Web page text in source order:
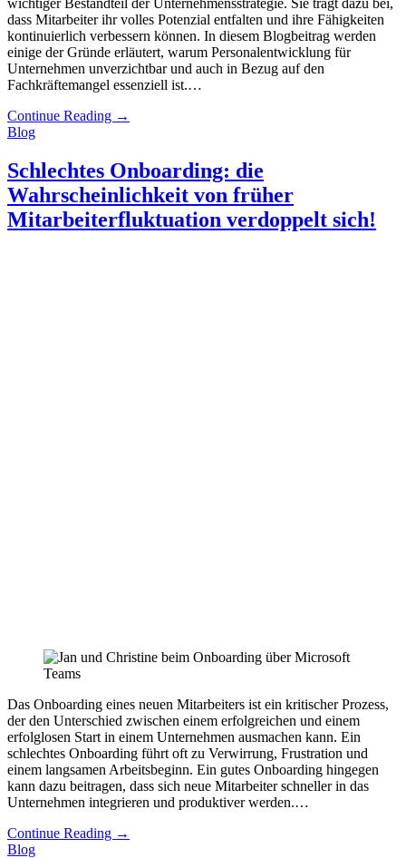
wichtiger Bestandteil der Unternehmensstrategie. Sie trägt dazu bei,
dass Mitarbeiter ihr volles Potenzial entfalten und ihre Fähigkeiten
kontinuierlich verbessern können. In diesem Blogbeitrag werden
einige der Gründe erläutert, warum Personalentwicklung für
Unternehmen unverzichtbar und auch in Bezug auf den
Fachkräftemangel essenziell ist.…
Continue Reading →
Blog
Schlechtes Onboarding: die
Wahrscheinlichkeit von früher
Mitarbeiterfluktuation verdoppelt sich!
Das Onboarding eines neuen Mitarbeiters ist ein kritischer Prozess,
der den Unterschied zwischen einem erfolgreichen und einem
erfolglosen Start in einem Unternehmen ausmachen kann. Ein
schlechtes Onboarding führt oft zu Verwirrung, Frustration und
einem langsamen Arbeitsbeginn. Ein gutes Onboarding hingegen
kann dazu beitragen, dass sich neue Mitarbeiter schneller in das
Unternehmen integrieren und produktiver werden.…
Continue Reading →
Blog